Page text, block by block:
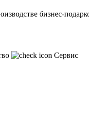
бизнес-
Сервис